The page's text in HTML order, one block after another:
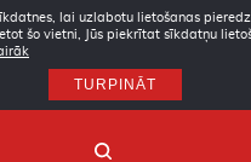
lai uzlabotu lietošanas
šo vietni, Jūs piekrītat sīkdatņu
TURPINĀT